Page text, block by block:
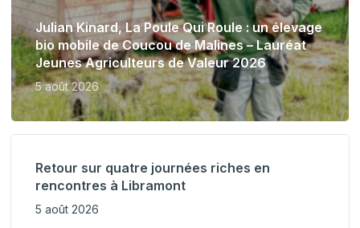
Julian Kinard, La Poule Qui Roule : un élevage
bio mobile de Coucou de Malines – Lauréat
Jeunes Agriculteurs de Valeur 2026
5 août 2026
Retour sur quatre journées riches en
rencontres à Libramont
5 août 2026